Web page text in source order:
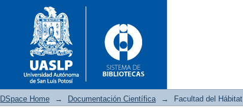
DSpace Home → Documentación Científica → Facultad del Hábitat